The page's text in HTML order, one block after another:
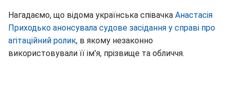
Нагадаємо, що відома українська співачка Анастасія
Приходько анонсувала судове засідання у справі про
агітаційний ролик, в якому незаконно
використовували її ім'я, прізвище та обличчя.